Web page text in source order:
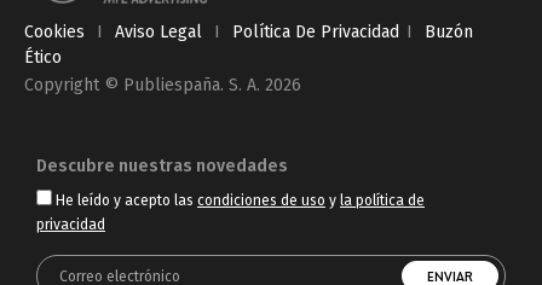
Cookies I Aviso Legal I Política De Privacidad I
Buzón
Ético
Copyright © Publiespaña. S. A. 2026
Descubre nuestras novedades
He leído y acepto las condiciones de uso y la política de
privacidad